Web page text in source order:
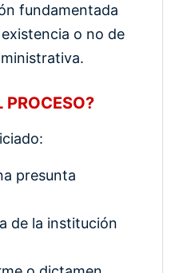
fundamentada
o no de
PROCESO?
presunta
de la institución